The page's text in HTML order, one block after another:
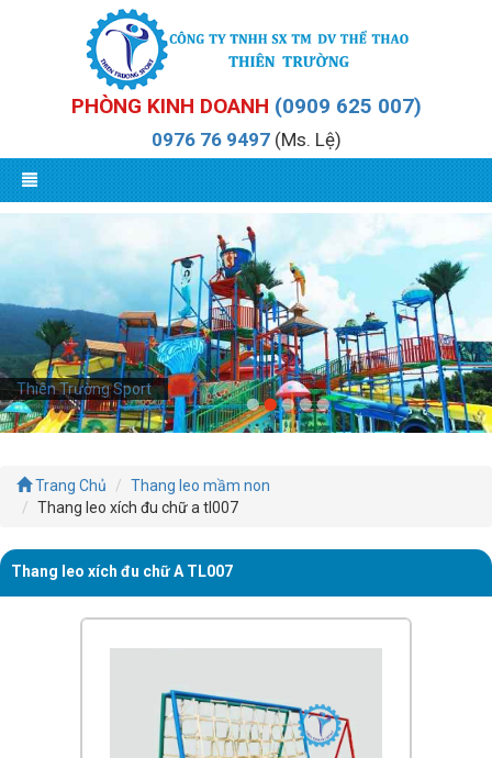
PHÒNG KINH DOANH (0909 625 007)
0976 76 9497(Ms. Lệ)
Thiên Trường Sport
Trang Chủ
Thang leo mầm non
Thang leo xích đu chữ a tl007
Thang leo xích đu chữ A TL007